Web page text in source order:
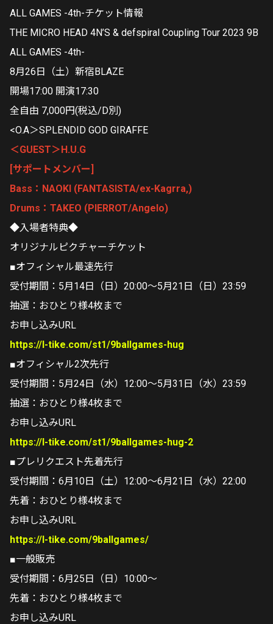
ALL GAMES -4th-チケット情報
THE MICRO HEAD 4N’S & defspiral Coupling Tour 2023 9B
ALL GAMES -4th-
8月26日（土）新宿BLAZE
開場17:00 開演17:30
全自由 7,000円(税込/D別)
<O.A＞SPLENDID GOD GIRAFFE
＜GUEST＞H.U.G
[サポートメンバー]
Bass：NAOKI (FANTASISTA/ex-Kagrra,)
Drums：TAKEO (PIERROT/Angelo)
◆入場者特典◆
オリジナルピクチャーチケット
■オフィシャル最速先行
受付期間：5月14日（日）20:00～5月21日（日）23:59
抽選：おひとり様4枚まで
お申し込みURL
https://l-tike.com/st1/9ballgames-hug
■オフィシャル2次先行
受付期間：5月24日（水）12:00～5月31日（水）23:59
抽選：おひとり様4枚まで
お申し込みURL
https://l-tike.com/st1/9ballgames-hug-2
■プレリクエスト先着先行
受付期間：6月10日（土）12:00～6月21日（水）22:00
先着：おひとり様4枚まで
お申し込みURL
https://l-tike.com/9ballgames/
■一般販売
受付期間：6月25日（日）10:00～
先着：おひとり様4枚まで
お申し込みURL